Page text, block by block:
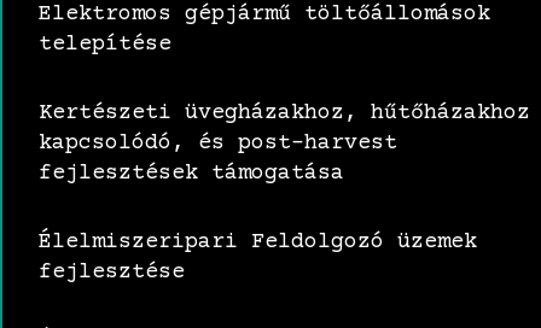
Elektromos gépjármű töltőállomások
telepítése
Kertészeti üvegházakhoz, hűtőházakhoz
kapcsolódó, és post-harvest
fejlesztések támogatása
Élelmiszeripari Feldolgozó üzemek
fejlesztése